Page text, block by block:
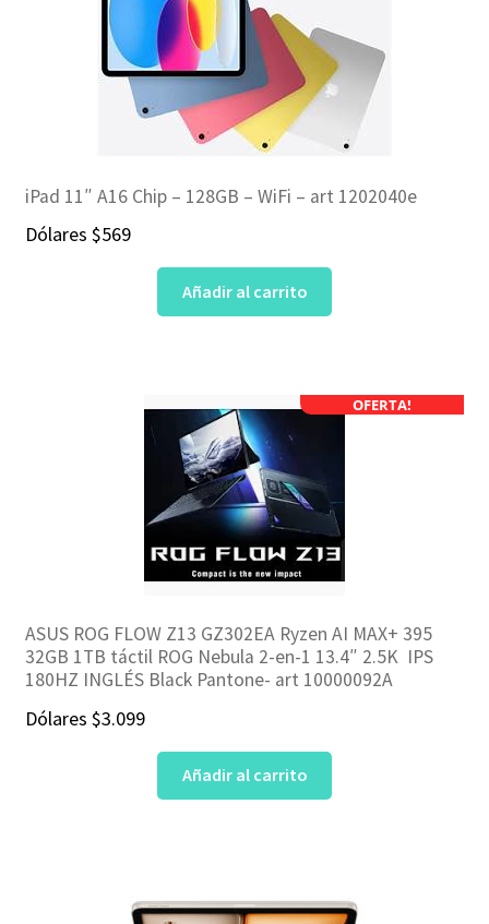
iPad 11″ A16 Chip – 128GB – WiFi – art 1202040e
Dólares $569
Añadir al carrito
OFERTA!
ASUS ROG FLOW Z13 GZ302EA Ryzen AI MAX+ 395
32GB 1TB táctil ROG Nebula 2-en-1 13.4″ 2.5K IPS
180HZ INGLÉS Black Pantone- art 10000092A
Dólares $3.099
Añadir al carrito